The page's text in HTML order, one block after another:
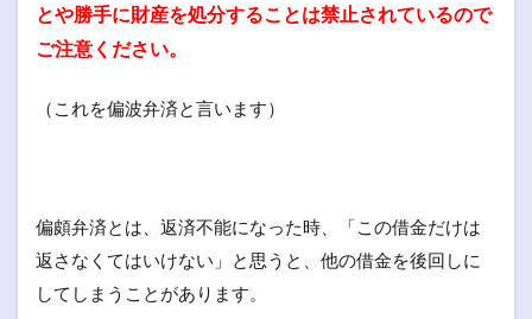
とや勝手に財産を処分することは禁止されているので
ご注意ください。
（これを偏波弁済と言います）
偏頗弁済とは、返済不能になった時、「この借金だけは
返さなくてはいけない」と思うと、他の借金を後回しに
してしまうことがあります。